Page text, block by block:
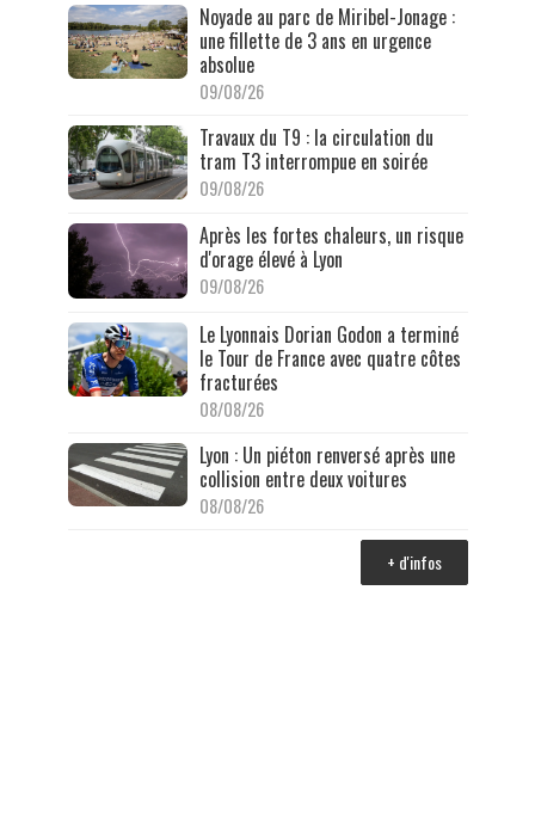
Noyade au parc de Miribel-Jonage :
une fillette de 3 ans en urgence
absolue
09/08/26
Travaux du T9 : la circulation du
tram T3 interrompue en soirée
09/08/26
Après les fortes chaleurs, un risque
d'orage élevé à Lyon
09/08/26
Le Lyonnais Dorian Godon a terminé
le Tour de France avec quatre côtes
fracturées
08/08/26
Lyon : Un piéton renversé après une
collision entre deux voitures
08/08/26
+ d'infos